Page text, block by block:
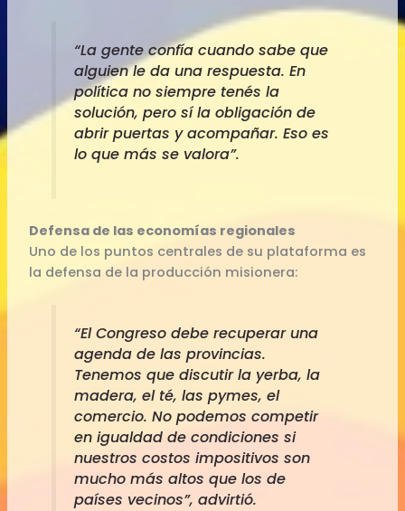
“La gente confía cuando sabe que
alguien le da una respuesta. En
política no siempre tenés la
solución, pero sí la obligación de
abrir puertas y acompañar. Eso es
lo que más se valora”.
Defensa de las economías regionales
Uno de los puntos centrales de su plataforma es
la defensa de la producción misionera:
“El Congreso debe recuperar una
agenda de las provincias.
Tenemos que discutir la yerba, la
madera, el té, las pymes, el
comercio. No podemos competir
en igualdad de condiciones si
nuestros costos impositivos son
mucho más altos que los de
países vecinos”, advirtió.